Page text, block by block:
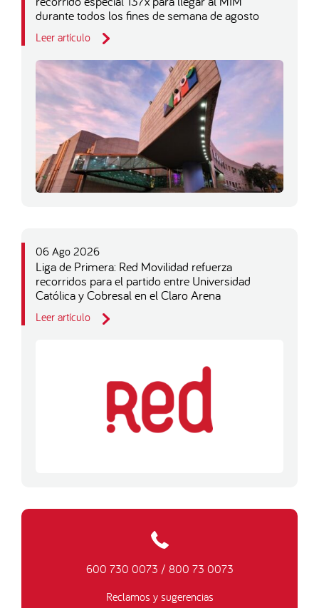
durante todos los fines de semana de agosto
Leer artículo
06 Ago 2026
Liga de Primera: Red Movilidad refuerza
recorridos para el partido entre Universidad
Católica y Cobresal en el Claro Arena
Leer artículo
600 730 0073 / 800 73 0073
Reclamos y sugerencias